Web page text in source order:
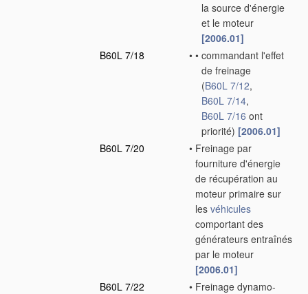
la source d'énergie
et le moteur
[2006.01]
B60L 7/18
• • commandant l'effet
de freinage
(B60L 7/12,
B60L 7/14,
B60L 7/16 ont
priorité) [2006.01]
B60L 7/20
• Freinage par
fourniture d'énergie
de récupération au
moteur primaire sur
les véhicules
comportant des
générateurs entraînés
par le moteur
[2006.01]
B60L 7/22
• Freinage dynamo-